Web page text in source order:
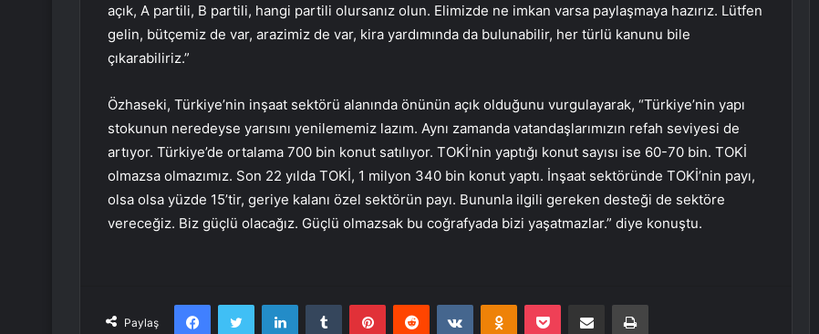
açık, A partili, B partili, hangi partili olursanız olun. Elimizde ne imkan varsa paylaşmaya hazırız. Lütfen
gelin, bütçemiz de var, arazimiz de var, kira yardımında da bulunabilir, her türlü kanunu bile
çıkarabiliriz.”
Özhaseki, Türkiye’nin inşaat sektörü alanında önünün açık olduğunu vurgulayarak, “Türkiye’nin yapı
stokunun neredeyse yarısını yenilememiz lazım. Aynı zamanda vatandaşlarımızın refah seviyesi de
artıyor. Türkiye’de ortalama 700 bin konut satılıyor. TOKİ’nin yaptığı konut sayısı ise 60-70 bin. TOKİ
olmazsa olmazımız. Son 22 yılda TOKİ, 1 milyon 340 bin konut yaptı. İnşaat sektöründe TOKİ’nin payı,
olsa olsa yüzde 15’tir, geriye kalanı özel sektörün payı. Bununla ilgili gereken desteği de sektöre
vereceğiz. Biz güçlü olacağız. Güçlü olmazsak bu coğrafyada bizi yaşatmazlar.” diye konuştu.
Paylaş
FacebookTwitter LinkedInTumblr PinterestReddit VKontakteOdnoklassniki
Pocket E-Posta ile paylaş Yazdır